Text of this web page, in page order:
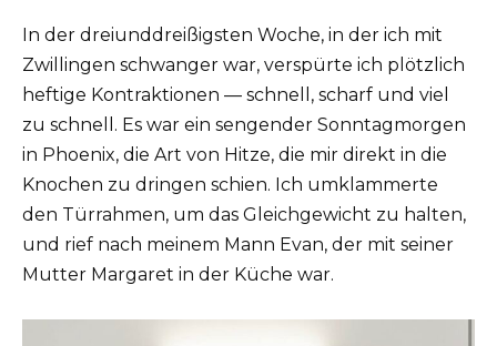
In der dreiunddreißigsten Woche, in der ich mit
Zwillingen schwanger war, verspürte ich plötzlich
heftige Kontraktionen — schnell, scharf und viel
zu schnell. Es war ein sengender Sonntagmorgen
in Phoenix, die Art von Hitze, die mir direkt in die
Knochen zu dringen schien. Ich umklammerte
den Türrahmen, um das Gleichgewicht zu halten,
und rief nach meinem Mann Evan, der mit seiner
Mutter Margaret in der Küche war.